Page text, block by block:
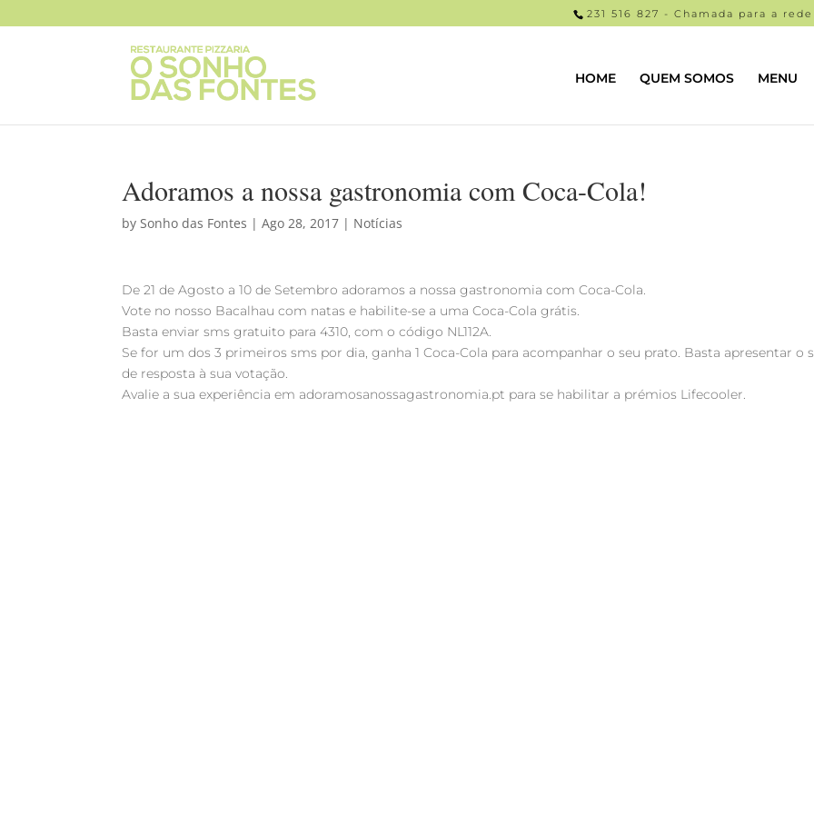
231 516 827 - Chamada para a
HOME QUEM SOMOS MENU
Adoramos a nossa gastronomia com Coca-Cola!
bySonho das Fontes |Ago 28, 2017 | Notícias
De 21 de Agosto a 10 de Setembro adoramos a nossa gastronomia com Coca-Cola.
Vote no nosso Bacalhau com natas e habilite-se a uma Coca-Cola grátis.
Basta enviar sms gratuito para 4310, com o código NL112A.
Se for um dos 3 primeiros sms por dia, ganha 1 Coca-Cola para acompanhar o seu prato. Basta apresentar o
de resposta à sua votação.
Avalie a sua experiência em adoramosanossagastronomia.pt para se habilitar a prémios Lifecooler.